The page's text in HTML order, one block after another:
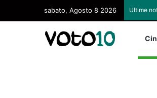
sabato, Agosto 8 2026 Ultime